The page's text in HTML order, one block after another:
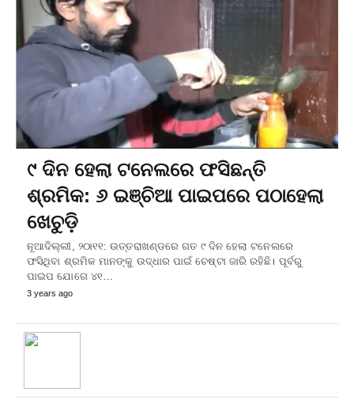
୯ ଦିନ ହେଲା ଟନେଲରେ ଫସିଛନ୍ତି
ଶ୍ରମିକ: ୬ ଇଞ୍ଚିଆ ପାଇପରେ ପଠାହେଲା
ଖେଚୁଡ଼ି
ନୂଆଦିଲ୍ଲୀ, ୨୦ା୧୧: ଉତ୍ତରାଖଣ୍ଡରେ ଗତ ୯ ଦିନ ହେଲା ଟନେଲରେ
ଫସିଥିବା ଶ୍ରମିକ ମାନଙ୍କୁ ଉଦ୍ଧାର ପାଇଁ ଚେଷ୍ଟା ଜାରି ରହିଛି। ପୂର୍ବରୁ
ପାଇପ ଯୋଗେ ୪୧…
3 years ago